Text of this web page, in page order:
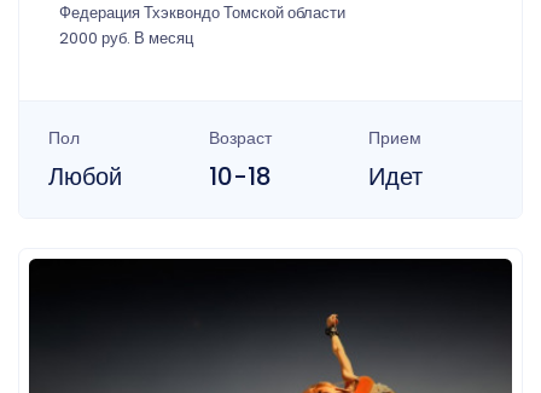
Федерация Тхэквондо Томской области
2000 руб. В месяц
Пол
Любой
Возраст
10-18
Прием
Идет